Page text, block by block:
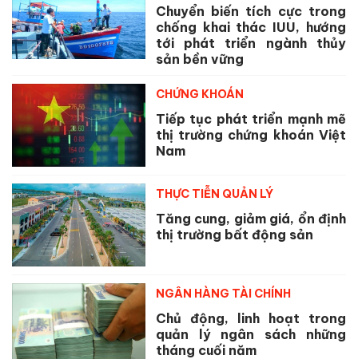
Chuyển biến tích cực trong
chống khai thác IUU, hướng
tới phát triển ngành thủy
sản bền vững
CHỨNG KHOÁN
Tiếp tục phát triển mạnh mẽ
thị trường chứng khoán Việt
Nam
THỰC TIỄN QUẢN LÝ
Tăng cung, giảm giá, ổn định
thị trường bất động sản
NGÂN HÀNG TÀI CHÍNH
Chủ động, linh hoạt trong
quản lý ngân sách những
tháng cuối năm